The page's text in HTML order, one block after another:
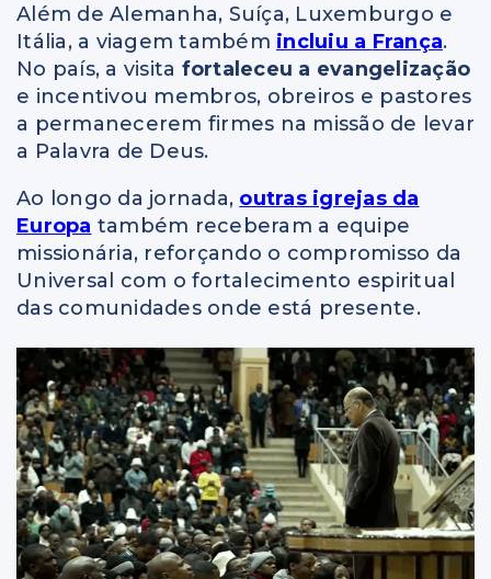
Além de Alemanha, Suíça, Luxemburgo e
Itália, a viagem também incluiu a França.
No país, a visita fortaleceu a evangelização
e incentivou membros, obreiros e pastores
a permanecerem firmes na missão de levar
a Palavra de Deus.
Ao longo da jornada, outras igrejas da
Europa também receberam a equipe
missionária, reforçando o compromisso da
Universal com o fortalecimento espiritual
das comunidades onde está presente.